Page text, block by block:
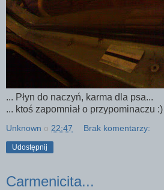
... Płyn do naczyń, karma dla psa...
... ktoś zapomniał o przypominaczu :)
Unknown o 22:47 Brak komentarzy:
Udostępnij
Carmenicita...